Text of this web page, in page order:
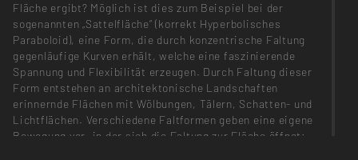
Fläche ergibt? Möglich ist dies zum Beispiel bei der
sogenannten „Sattelfläche“ (korrekt Hyperbolisches
Paraboloid), eine Form, die durch konzentrische Faltung
gegenläufige Kurven erhält, welche eine faszinierende
Spannung und Flexibilität erzeugen. Durch Faltung dieser
Form entstehen an architektonische Landschaften
erinnernde Flächen mit Wölbungen, Tälern, Schatten- und
Lichtflächen. Verschiedene Faltformen geben eine eigene
Bewegung vor, in der sich die Faltung zur Fläche öffnet: